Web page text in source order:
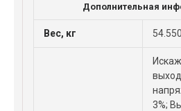
Дополнительная
Вес, кг
3%;